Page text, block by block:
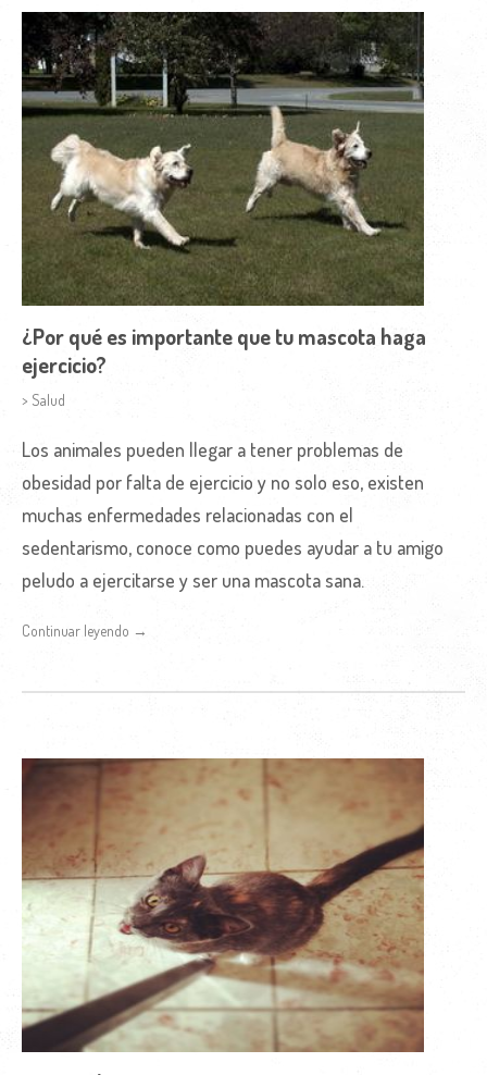
¿Por qué es importante que tu mascota haga
ejercicio?
> Salud
Los animales pueden llegar a tener problemas de
obesidad por falta de ejercicio y no solo eso, existen
muchas enfermedades relacionadas con el
sedentarismo, conoce como puedes ayudar a tu amigo
peludo a ejercitarse y ser una mascota sana.
Continuar leyendo →